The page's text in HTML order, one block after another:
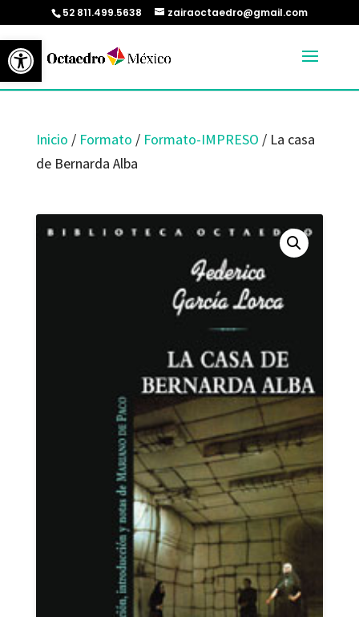
Abrir barra de herramientas
52 811.499.5638 zairaoctaedro@gmail.com
Inicio / Formato / Formato-IMPRESO / La casa
de Bernarda Alba